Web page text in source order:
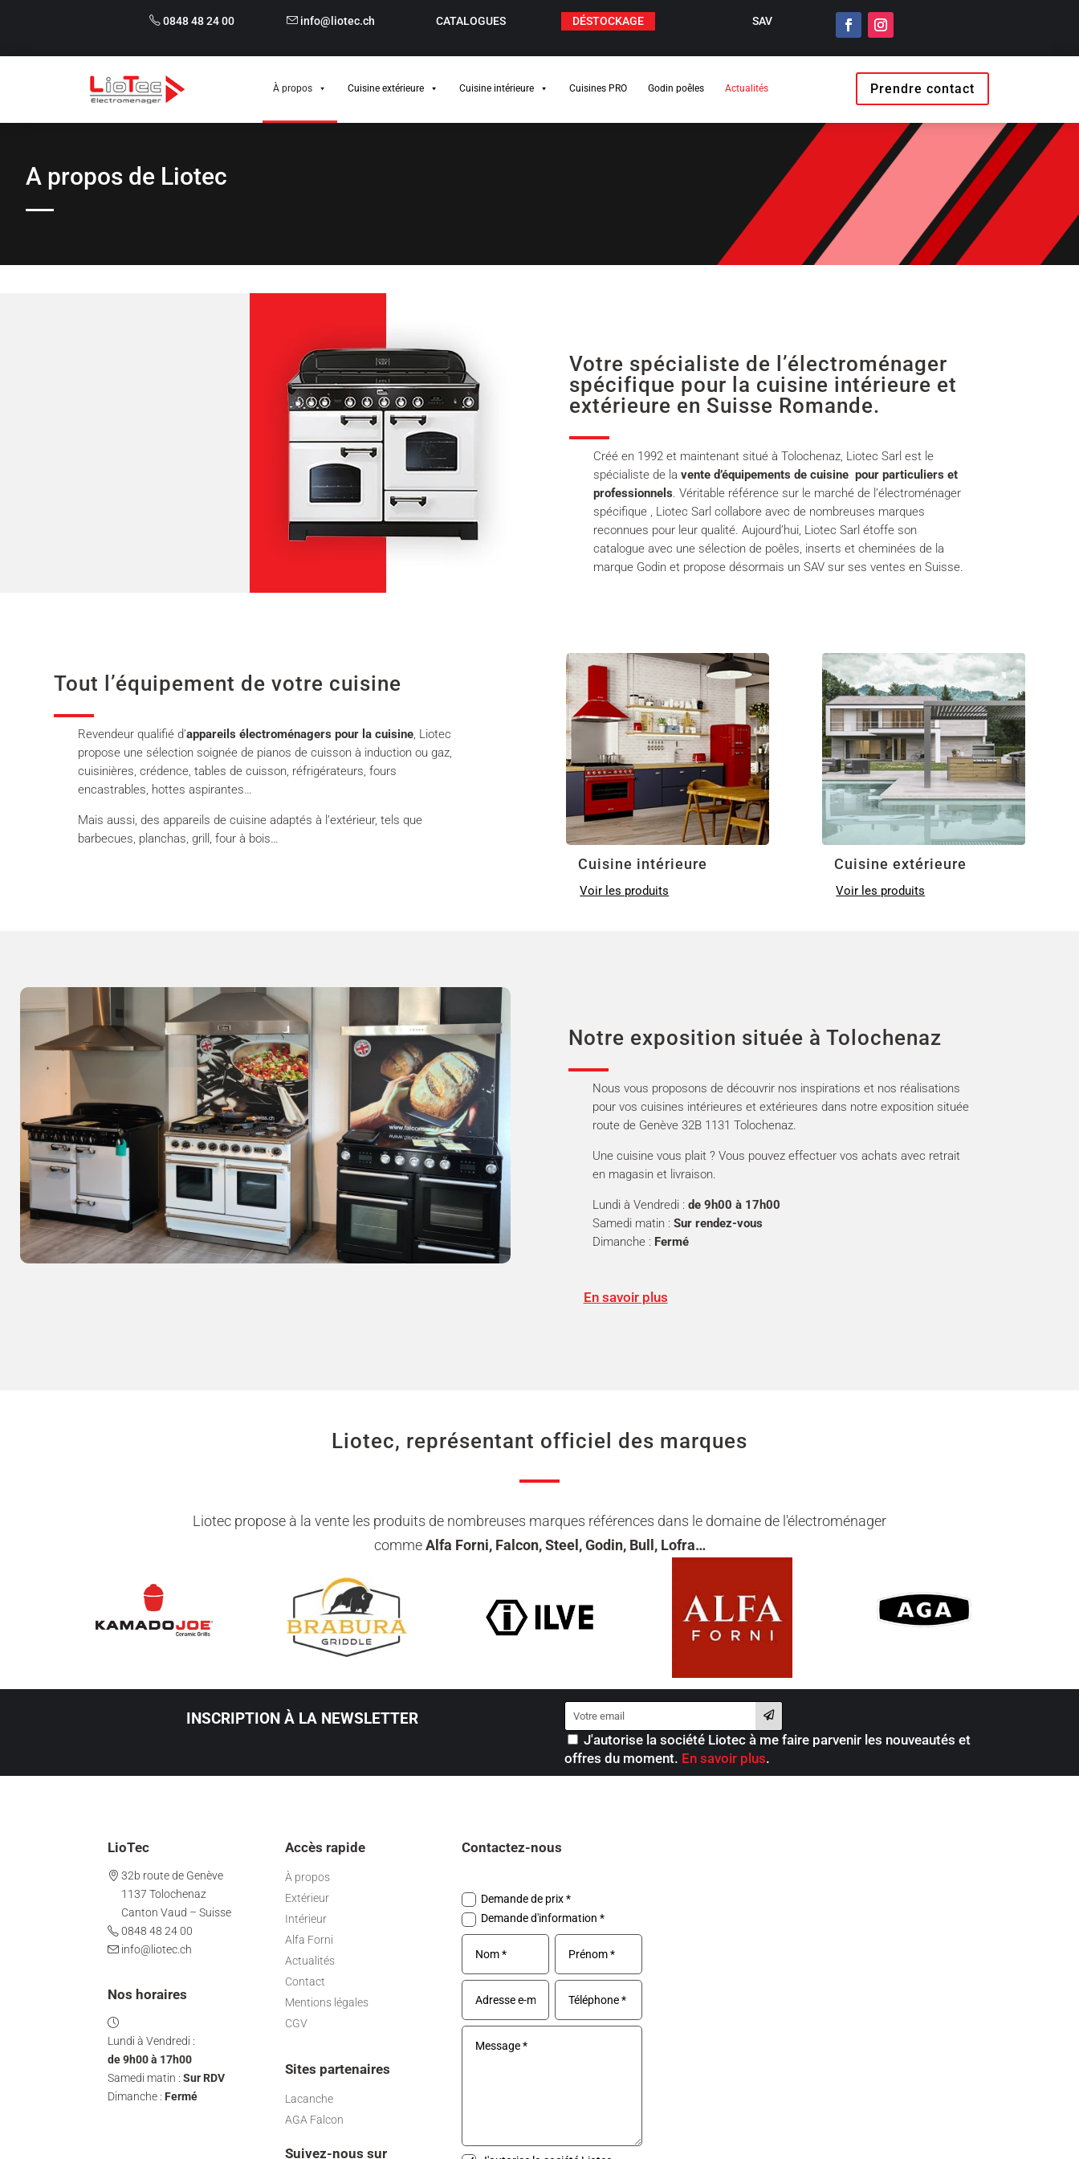
0848 48 24 00 info@liotec.ch CATALOGUES DÉSTOCKAGE SAV
À propos Cuisine extérieure Cuisine intérieure Cuisines PRO Godin poêles Actualités Prendre contact
A propos de Liotec
Votre spécialiste de l’électroménager
spécifique pour la cuisine intérieure et
extérieure en Suisse Romande.
Créé en 1992 et maintenant situé à Tolochenaz, Liotec Sarl est le
spécialiste de la vente d’équipements de cuisine pour particuliers et
professionnels. Véritable référence sur le marché de l’électroménager
spécifique , Liotec Sarl collabore avec de nombreuses marques
reconnues pour leur qualité. Aujourd’hui, Liotec Sarl étoffe son
catalogue avec une sélection de poêles, inserts et cheminées de la
marque Godin et propose désormais un SAV sur ses ventes en Suisse.
Tout l’équipement de votre cuisine
Revendeur qualifié d’appareils électroménagers pour la cuisine, Liotec
propose une sélection soignée de pianos de cuisson à induction ou gaz,
cuisinières, crédence, tables de cuisson, réfrigérateurs, fours
encastrables, hottes aspirantes…
Mais aussi, des appareils de cuisine adaptés à l’extérieur, tels que
barbecues, planchas, grill, four à bois…
Cuisine intérieure
Voir les produits
Cuisine extérieure
Voir les produits
Notre exposition située à Tolochenaz
Nous vous proposons de découvrir nos inspirations et nos réalisations
pour vos cuisines intérieures et extérieures dans notre exposition située
route de Genève 32B 1131 Tolochenaz.
Une cuisine vous plait ? Vous pouvez effectuer vos achats avec retrait
en magasin et livraison.
Lundi à Vendredi : de 9h00 à 17h00
Samedi matin : Sur rendez-vous
Dimanche : Fermé
En savoir plus
Liotec, représentant officiel des marques
Liotec propose à la vente les produits de nombreuses marques références dans le domaine de l'électroménager
commeAlfa Forni, Falcon, Steel, Godin, Bull, Lofra…
INSCRIPTION À LA NEWSLETTER
J'autorise la société Liotec à me faire parvenir les nouveautés et
offres du moment. En savoir plus.
LioTec
32b route de Genève
1137 Tolochenaz
Canton Vaud – Suisse
0848 48 24 00
info@liotec.ch
Nos horaires
Lundi à Vendredi :
de 9h00 à 17h00
Samedi matin :Sur RDV
Dimanche : Fermé
Accès rapide
À propos
Extérieur
Intérieur
Alfa Forni
Actualités
Contact
Mentions légales
CGV
Sites partenaires
Lacanche
AGA Falcon
Suivez-nous sur
Contactez-nous
Demande de prix *
Demande d'information *